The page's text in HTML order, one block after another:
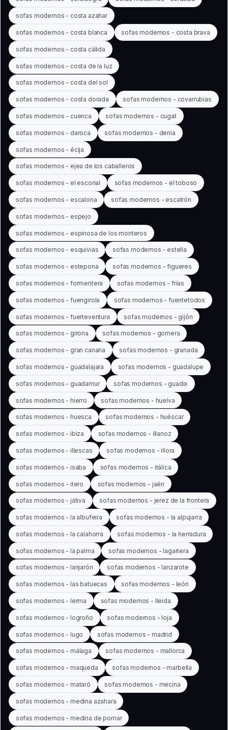
sofas modernos - costa azahar
sofas modernos - costa blanca sofas modernos - costa brava
sofas modernos - costa cálida
sofas modernos - costa de la luz
sofas modernos - costa del sol
sofas modernos - costa dorada sofas modernos - covarrubias
sofas modernos - cuenca sofas modernos - cugat
sofas modernos - daroca sofas modernos - denia
sofas modernos - écija
sofas modernos - ejea de los caballeros
sofas modernos - el escorial sofas modernos - el toboso
sofas modernos - escalona sofas modernos - escatrón
sofas modernos - espejo
sofas modernos - espinosa de los monteros
sofas modernos - esquivias sofas modernos - estella
sofas modernos - estepona sofas modernos - figueres
sofas modernos - formentera sofas modernos - frías
sofas modernos - fuengirola sofas modernos - fuentetodos
sofas modernos - fuerteventura sofas modernos - gijón
sofas modernos - girona sofas modernos - gomera
sofas modernos - gran canaria sofas modernos - granada
sofas modernos - guadalajara sofas modernos - guadalupe
sofas modernos - guadamur sofas modernos - guadix
sofas modernos - hierro sofas modernos - huelva
sofas modernos - huesca sofas modernos - huéscar
sofas modernos - ibiza sofas modernos - illanoz
sofas modernos - illescas sofas modernos - illora
sofas modernos - isaba sofas modernos - itálica
sofas modernos - itero sofas modernos - jaén
sofas modernos - játiva sofas modernos - jerez de la frontera
sofas modernos - la albufeira sofas modernos - la alpujarra
sofas modernos - la calahorra sofas modernos - la herradura
sofas modernos - la palma sofas modernos - lagartera
sofas modernos - lanjarón sofas modernos - lanzarote
sofas modernos - las batuecas sofas modernos - león
sofas modernos - lerma sofas modernos - lleida
sofas modernos - logroño sofas modernos - loja
sofas modernos - lugo sofas modernos - madrid
sofas modernos - málaga sofas modernos - mallorca
sofas modernos - maqueda sofas modernos - marbella
sofas modernos - mataró sofas modernos - mecina
sofas modernos - medina azahara
sofas modernos - medina de pomar